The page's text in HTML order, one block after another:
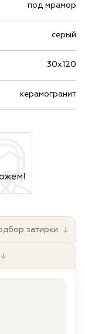
под мрамор
серый
30х120
керамогранит
затирки ↓
↓